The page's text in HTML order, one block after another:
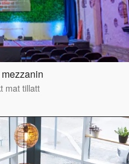
mat tillatt